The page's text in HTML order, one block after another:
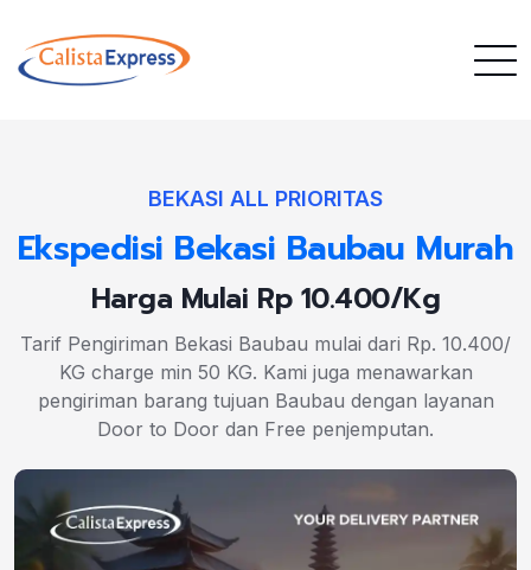
BEKASI ALL PRIORITAS
Ekspedisi Bekasi Baubau Murah
Harga Mulai Rp 10.400/Kg
Tarif Pengiriman Bekasi Baubau mulai dari Rp. 10.400/
KG charge min 50 KG. Kami juga menawarkan
pengiriman barang tujuan Baubau dengan layanan
Door to Door dan Free penjemputan.